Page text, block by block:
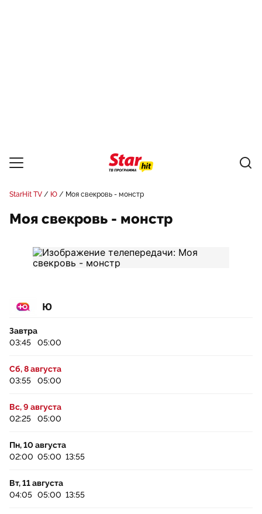
StarHit TV Ю Моя свекровь - монстр
Моя свекровь - монстр
Ю
Завтра
03:45
05:00
Сб, 8 августа
03:55
05:00
Вс, 9 августа
02:25
05:00
Пн, 10 августа
02:00 05:00 13:55
Вт, 11 августа
04:05 05:00 13:55